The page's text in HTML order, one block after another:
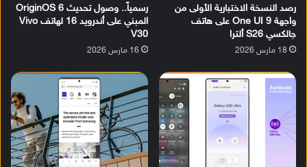
رصد النسخة الاختبارية الأولى من
واجهة One UI 9 على هاتف
جالكسي S26 ألترا
18 مارس 2026
رسمياً.. وصول تحديث OriginOS 6
المبني على أندرويد 16 لهاتف Vivo
V30
16 مارس 2026